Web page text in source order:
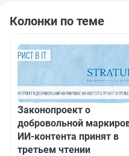
Колонки по теме
Законопроект о
добровольной
ИИ-контента принят в
третьем чтении